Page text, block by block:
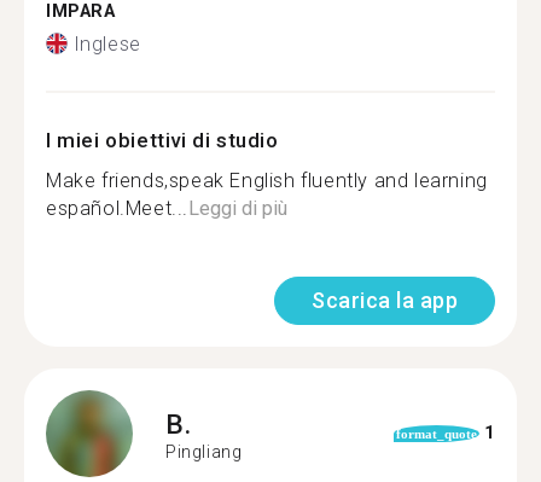
IMPARA
Inglese
I miei obiettivi di studio
Make friends,speak English fluently and learning
español.Meet... Leggi di più
Scarica la app
B.
Pingliang
format_quote 1